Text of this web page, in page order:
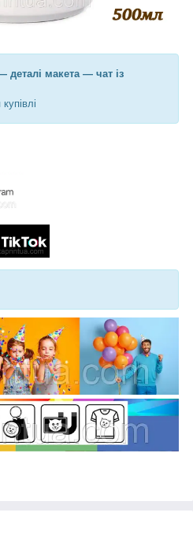
деталі макета — чат із